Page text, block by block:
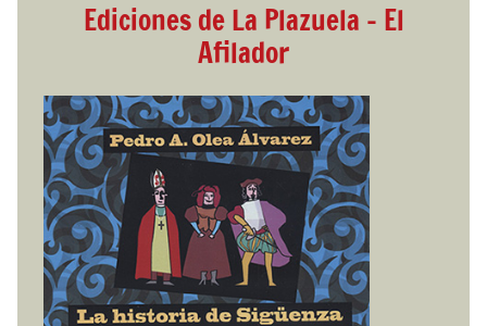
Ediciones de La Plazuela - El
Afilador